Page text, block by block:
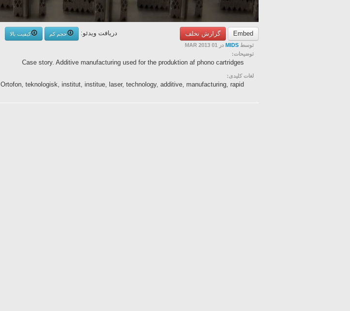
Embed گزارش تخلف دریافت ویدئو: حجم کم
کیفیت بالا
توسط MIDS در 01 MAR 2013
توضیحات:
Case story. Additive manufacturing used for the produktion af phono cartridges
لغات کلیدی:
Ortofon, teknologisk, institut, institue, laser, technology, additive, manufacturing, rapid